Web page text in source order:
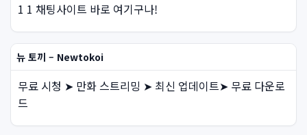
1 1 채팅사이트 바로 여기구나!
뉴 토끼 – Newtokoi
무료 시청 ➤ 만화 스트리밍 ➤ 최신 업데이트➤ 무료 다운로
드